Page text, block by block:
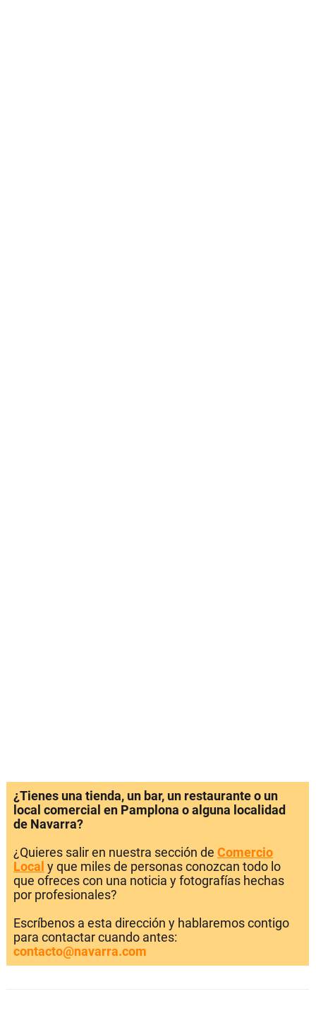
¿Tienes una tienda, un bar, un restaurante o un
local comercial en Pamplona o alguna localidad
de Navarra?
¿Quieres salir en nuestra sección de Comercio
Local y que miles de personas conozcan todo lo
que ofreces con una noticia y fotografías hechas
por profesionales?
Escríbenos a esta dirección y hablaremos contigo
para contactar cuando antes:
contacto@navarra.com